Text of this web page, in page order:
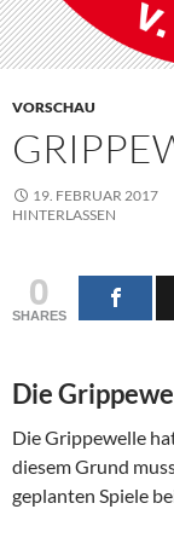
VORSCHAU
19. FEBRUAR 2017
HINTERLASSEN
0
SHARES
Die
Die Grippewelle
diesem Grund
geplanten Spiele